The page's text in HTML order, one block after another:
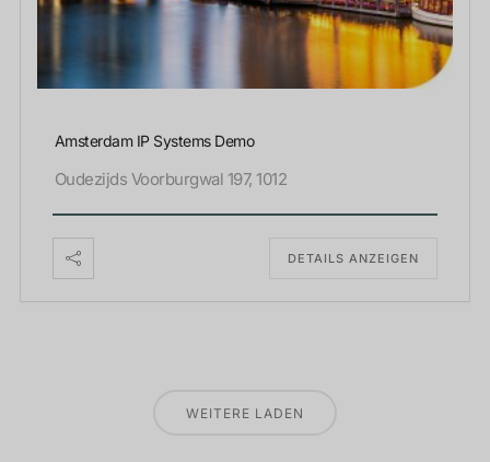
Amsterdam IP Systems Demo
Oudezijds Voorburgwal 197, 1012
DETAILS ANZEIGEN
WEITERE LADEN